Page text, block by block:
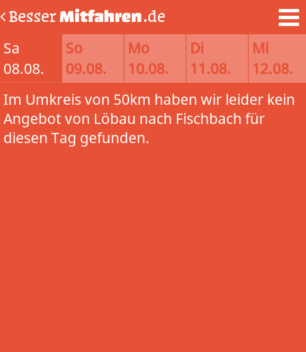
BesserMitfahren.de
Sa
08.08.
So
09.08.
Mo
10.08.
Di
11.08.
Mi
12.08.
Im Umkreis von 50km haben wir leider kein
Angebot von Löbau nach Fischbach für
diesen Tag gefunden.